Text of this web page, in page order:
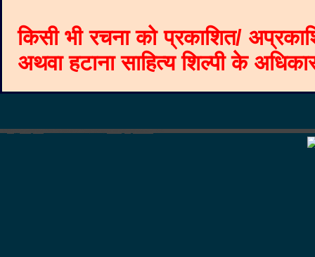
किसी भी रचना को प्रकाशित/
अथवा हटाना साहित्य शिल्पी के